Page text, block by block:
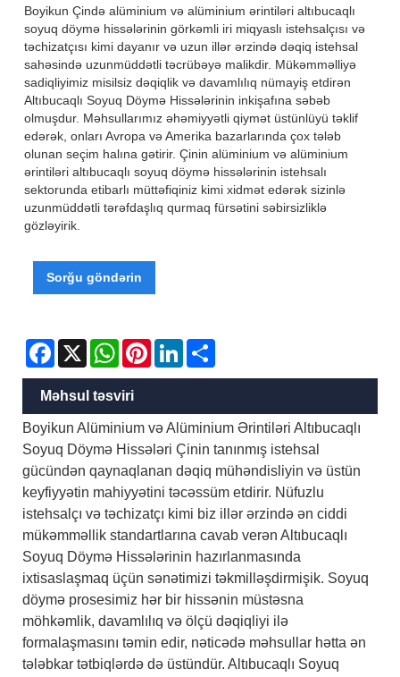
Boyikun Çində alüminium və alüminium ərintiləri altıbucaqlı
soyuq döymə hissələrinin görkəmli iri miqyaslı istehsalçısı və
təchizatçısı kimi dayanır və uzun illər ərzində dəqiq istehsal
sahəsində uzunmüddətli təcrübəyə malikdir. Mükəmməlliyə
sadiqliyimiz misilsiz dəqiqlik və davamlılıq nümayiş etdirən
Altıbucaqlı Soyuq Döymə Hissələrinin inkişafına səbəb
olmuşdur. Məhsullarımız əhəmiyyətli qiymət üstünlüyü təklif
edərək, onları Avropa və Amerika bazarlarında çox tələb
olunan seçim halına gətirir. Çinin alüminium və alüminium
ərintiləri altıbucaqlı soyuq döymə hissələrinin istehsalı
sektorunda etibarlı müttəfiqiniz kimi xidmət edərək sizinlə
uzunmüddətli tərəfdaşlıq qurmaq fürsətini səbirsizliklə
gözləyirik.
Sorğu göndərin
Facebook
X WhatsAppPinterestLinkedIn
Məhsul təsviri
Boyikun Alüminium və Alüminium Ərintiləri Altıbucaqlı
Soyuq Döymə Hissələri Çinin tanınmış istehsal
gücündən qaynaqlanan dəqiq mühəndisliyin və üstün
keyfiyyətin mahiyyətini təcəssüm etdirir. Nüfuzlu
istehsalçı və təchizatçı kimi biz illər ərzində ən ciddi
mükəmməllik standartlarına cavab verən Altıbucaqlı
Soyuq Döymə Hissələrinin hazırlanmasında
ixtisaslaşmaq üçün sənətimizi təkmilləşdirmişik. Soyuq
döymə prosesimiz hər bir hissənin müstəsna
möhkəmlik, davamlılıq və ölçü dəqiqliyi ilə
formalaşmasını təmin edir, nəticədə məhsullar hətta ən
tələbkar tətbiqlərdə də üstündür. Altıbucaqlı Soyuq